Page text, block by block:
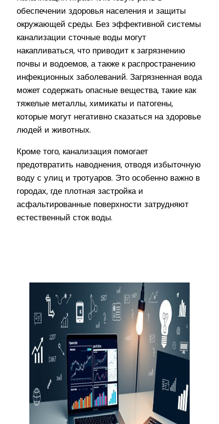
обеспечении здоровья населения и защиты
окружающей среды. Без эффективной системы
канализации сточные воды могут
накапливаться, что приводит к загрязнению
почвы и водоемов, а также к распространению
инфекционных заболеваний. Загрязненная вода
может содержать опасные вещества, такие как
тяжелые металлы, химикаты и патогены,
которые могут негативно сказаться на здоровье
людей и животных.
Кроме того, канализация помогает
предотвратить наводнения, отводя избыточную
воду с улиц и тротуаров. Это особенно важно в
городах, где плотная застройка и
асфальтированные поверхности затрудняют
естественный сток воды.